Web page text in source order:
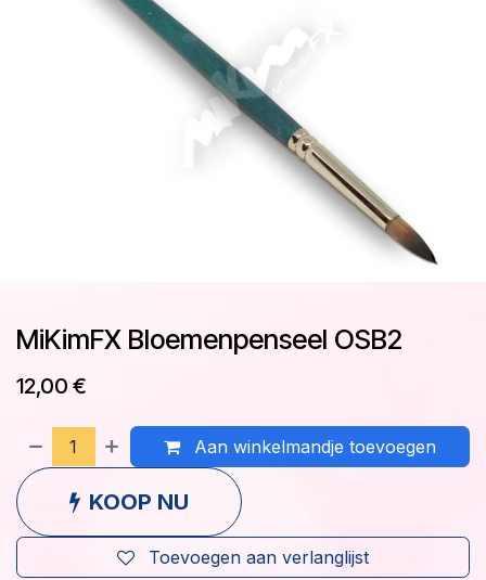
MiKimFX Bloemenpenseel OSB2
12,00 €
Aan winkelmandje toevoegen
KOOP NU
Toevoegen aan verlanglijst